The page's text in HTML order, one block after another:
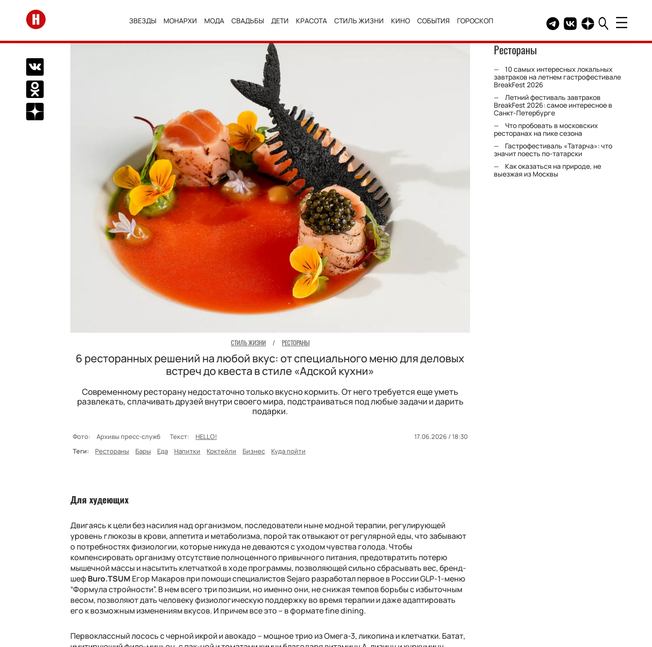
Перейти на главную
ЗВЕЗДЫ МОНАРХИ МОДА СВАДЬБЫ ДЕТИ КРАСОТА СТИЛЬ ЖИЗНИ КИНО СОБЫТИЯ ГОРОСКОП Telegram канал HELLO
Группа HELLO
Канал HELLO в
Поделиться Вконтакте
Поделиться в Одноклассниках
Подписаться на нас в Дзен
СТИЛЬ ЖИЗНИ / РЕСТОРАНЫ
6 ресторанных решений на любой вкус: от специального меню для деловых
встреч до квеста в стиле «Адской кухни»
Современному ресторану недостаточно только вкусно кормить. От него требуется еще уметь
развлекать, сплачивать друзей внутри своего мира, подстраиваться под любые задачи и дарить
подарки.
Фото: Архивы пресс-служб Текст: HELLO!
17.06.2026 / 18:30
Теги:
Рестораны Бары Еда Напитки Коктейли Бизнес Куда пойти
Для худеющих
Двигаясь к цели без насилия над организмом, последователи ныне модной терапии, регулирующей
уровень глюкозы в крови, аппетита и метаболизма, порой так отвыкают от регулярной еды, что забывают
о потребностях физиологии, которые никуда не деваются с уходом чувства голода. Чтобы
компенсировать организму отсутствие полноценного привычного питания, предотвратить потерю
мышечной массы и насытить клетчаткой в ходе программы, позволяющей сильно сбрасывать вес, бренд-
шеф Buro.TSUM Егор Макаров при помощи специалистовSejaro разработал первое в РоссииGLP-1-меню
“Формула стройности”. В нем всего три позиции, но именно они, не снижая темпов борьбы с избыточным
весом, позволяют дать человеку физиологическую поддержку во время терапии и даже адаптировать
его к возможным изменениям вкусов. И причем все это – в форматеfine dining.
Первоклассный лосось с черной икрой и авокадо – мощное трио из Омега-3, ликопина и клетчатки. Батат,
Рестораны
10 самых интересных локальных
завтраков на летнем гастрофестивале
BreakFest 2026
Летний фестиваль завтраков
BreakFest 2026: самое интересное в
Санкт-Петербурге
Что пробовать в московских
ресторанах на пике сезона
Гастрофестиваль «Татарча»: что
значит поесть по-татарски
Как оказаться на природе, не
выезжая из Москвы